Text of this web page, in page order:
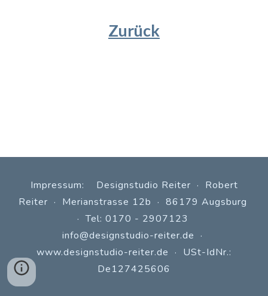
Zurück
Impressum: Designstudio Reiter · Robert
Reiter · Merianstrasse 12b · 86179 Augsburg
· Tel: 0170 - 2907123
info@designstudio-reiter.de ·
www.designstudio-reiter.de · USt-IdNr.:
De127425606